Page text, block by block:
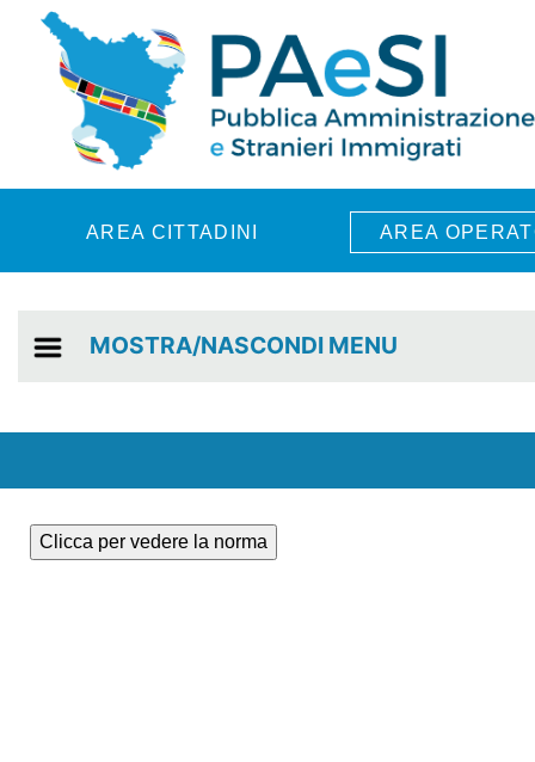
Skip to main content
AREA CITTADINI AREA
MOSTRA/NASCONDI MENU
Clicca per vedere la norma